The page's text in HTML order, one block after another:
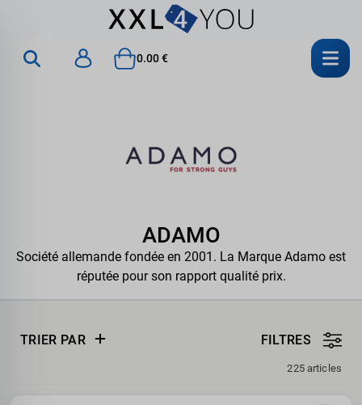
0.00 €
ADAMO
Société allemande fondée en 2001. La Marque Adamo est
réputée pour son rapport qualité prix.
TRIER PAR FILTRES
225 articles